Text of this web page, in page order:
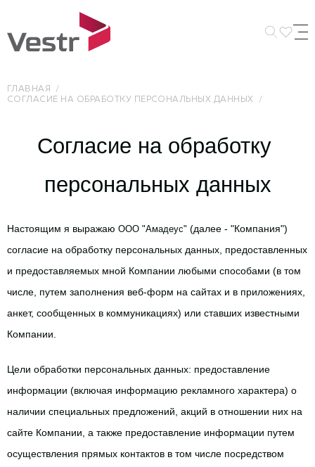
Искать
ГЛАВНАЯ
СОГЛАСИЕ НА ОБРАБОТКУ ПЕРСОНАЛЬНЫХ ДАННЫХ
Согласие на обработку
персональных данных
Настоящим я выражаю ООО "Амадеус" (далее - "Компания")
согласие на обработку персональных данных, предоставленных
и предоставляемых мной Компании любыми способами (в том
числе, путем заполнения веб-форм на сайтах и в приложениях,
анкет, сообщенных в коммуникациях) или ставших известными
Компании.
Цели обработки персональных данных: предоставление
информации (включая информацию рекламного характера) о
наличии специальных предложений, акций в отношении них на
сайте Компании, а также предоставление информации путем
осуществления прямых контактов в том числе посредством